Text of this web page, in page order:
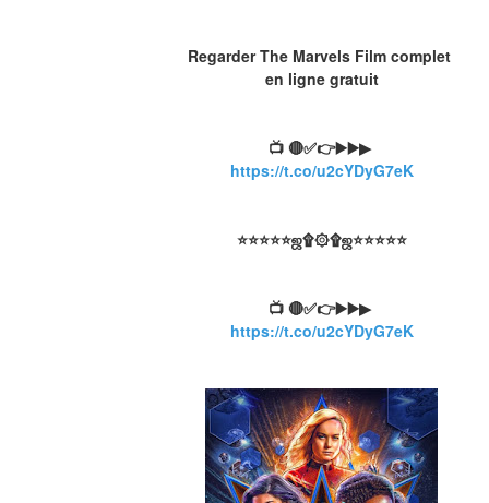
Regarder The Marvels Film complet
en ligne gratuit
📺 🔴✅👉▶️▶️▶
https://t.co/u2cYDyG7eK
⭐⭐⭐⭐⭐ஜ۩۞۩ஜ⭐⭐⭐⭐⭐
📺 🔴✅👉▶️▶️▶
https://t.co/u2cYDyG7eK